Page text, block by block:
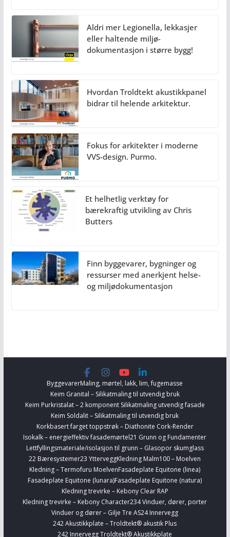
Aldri mer Legionella, lekkasjer
eller haltende miljø-
dokumentasjon i større bygg!
Hvordan Troldtekt akustikkpanel
bidrar til helende arkitektur.
Fokus for arkitekter i moderne
VVS-design. Purmo.
Et helhetlig verktøy for
bærekraftig utvikling av Chris
Butters
Finn byggevarer, bygninger og
ressurser med anerkjent helse-
og miljødokumentasjon
ByggevarerMaling, mørtel, lakk, lim, fugemasse
Keim Granital – Silikatmaling til utvendig bruk
Keim Purkristalat – 2 komponent Silikatmaling utvendig fasade
Keim Soldalit – Silikatmaling til utvendig bruk
Korkbasert farget toppstrøk – Diathonite Cork-Render
Isokalk – energieffektiv fasademørtel21 Grunn og Fundamenter
Lettfyllingsmateriale/isolasjon til grunn – Glasopor skumglass
22 Bæresystemer23 YtterveggKledning Malm100 – Moelven
Kledning – Termofuru MoelvenFasadeplate Equitone (linea)
Fasadeplate Equitone (lunara)Fasadeplate Equitone (natura)
Kledning trevirke – Kebony Clear RAP
Kledning trevirke – Kebony Character234 Vinduer, dører, porter
Vinduer og dører – Gilje Tre AS24 Innervegg
242 Akustikkplate – Troldtekt® akustik Plus
242 Innervegg Troldtekt® Akustikkplate